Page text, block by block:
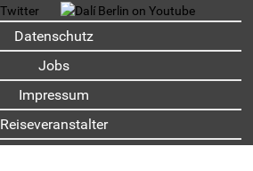
Datenschutz
Jobs
Impressum
Reiseveranstalter